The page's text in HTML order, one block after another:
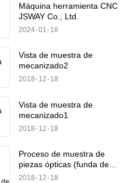
Máquina herramienta CNC
JSWAY Co., Ltd.
2024 01 16
Vista de muestra de
mecanizado2
2018 12 18
Vista de muestra de
mecanizado1
2018 12 18
Proceso de muestra de
piezas ópticas (funda de
lente) mediante centro de
2018 12 18